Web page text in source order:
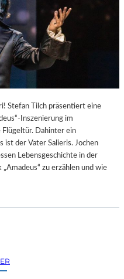
Stefan Tilch präsentiert eine
Inszenierung im
Dahinter ein
ist der Vater Salieris. Jochen
Lebensgeschichte in der
zu erzählen und wie